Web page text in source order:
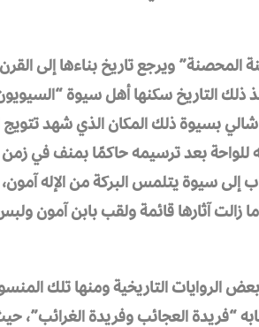
المحصنة” ويرجع تاريخ بناءها إلى
ذلك التاريخ سكنها أهل سيوة
بسيوة ذلك المكان الذي شهد تتويج
للواحة بعد ترسيمه حاكمًا بمنف في زمن
إلى سيوة يتلمس البركة من الإله
زالت آثارها قائمة ولقب بابن آمون
الروايات التاريخية ومنها تلك
“فريدة العجائب وفريدة الغرائب”،